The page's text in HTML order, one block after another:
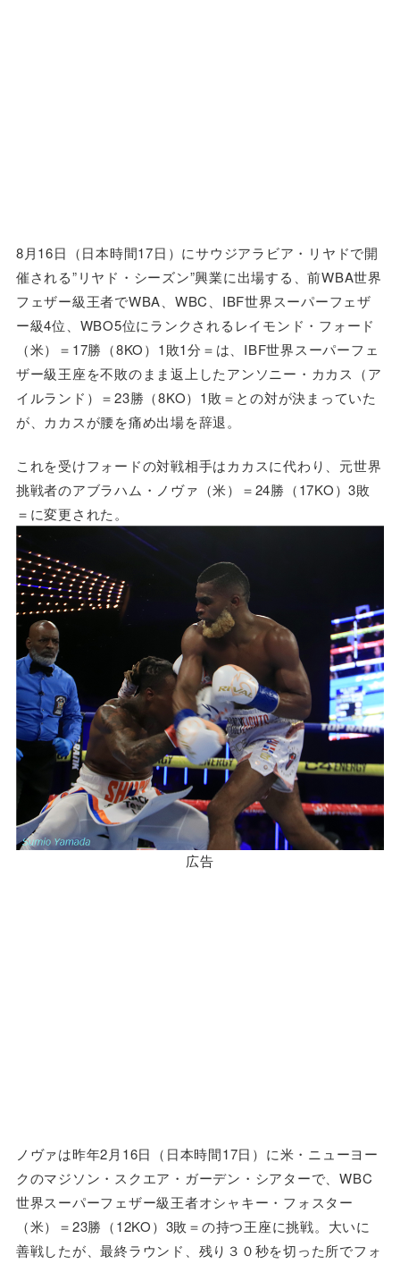
8月16日（日本時間17日）にサウジアラビア・リヤドで開
催される”リヤド・シーズン”興業に出場する、前WBA世界
フェザー級王者でWBA、WBC、IBF世界スーパーフェザ
ー級4位、WBO5位にランクされるレイモンド・フォード
（米）＝17勝（8KO）1敗1分＝は、IBF世界スーパーフェ
ザー級王座を不敗のまま返上したアンソニー・カカス（ア
イルランド）＝23勝（8KO）1敗＝との対が決まっていた
が、カカスが腰を痛め出場を辞退。
これを受けフォードの対戦相手はカカスに代わり、元世界
挑戦者のアブラハム・ノヴァ（米）＝24勝（17KO）3敗
＝に変更された。
広告
ノヴァは昨年2月16日（日本時間17日）に米・ニューヨー
クのマジソン・スクエア・ガーデン・シアターで、WBC
世界スーパーフェザー級王者オシャキー・フォスター
（米）＝23勝（12KO）3敗＝の持つ王座に挑戦。大いに
善戦したが、最終ラウンド、残り３０秒を切った所でフォ